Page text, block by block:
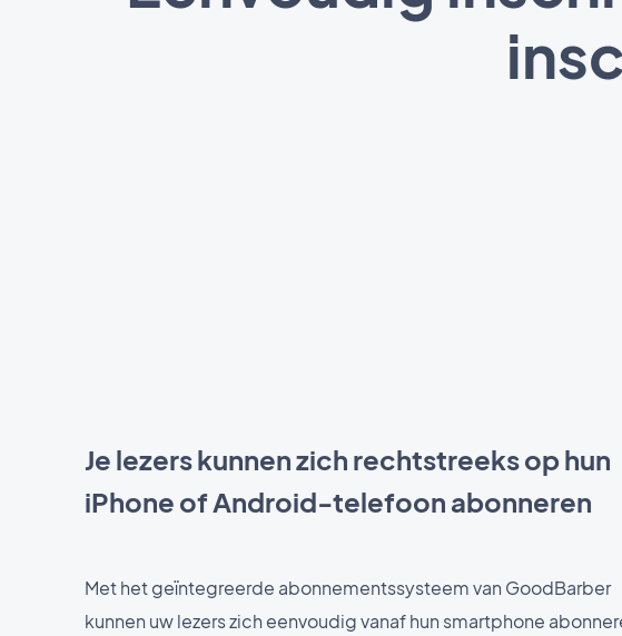
Je lezers kunnen zich rechtstreeks op hun
iPhone of Android-telefoon abonneren
Met het geïntegreerde abonnementssysteem van GoodBarber
kunnen uw lezers zich eenvoudig vanaf hun smartphone